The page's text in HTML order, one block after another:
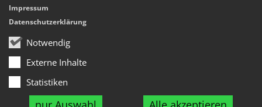
Notwendig
Externe Inhalte
Statistiken
Impressum
Datenschutzerklärung